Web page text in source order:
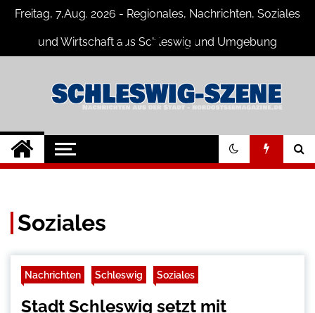
SkipFreitag, 7,Aug. 2026 - Regionales, Nachrichten, Soziales
und Wirtschaft aus Schleswig und Umgebung
Schleswig Szene
Neuigkeiten und Nachrichten aus
Schleswig und Umgebung
Soziales
Nachrichten Schleswig Soziales
Stadt Schleswig setzt mit